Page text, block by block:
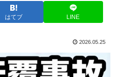
はてブ LINE
2026.05.25